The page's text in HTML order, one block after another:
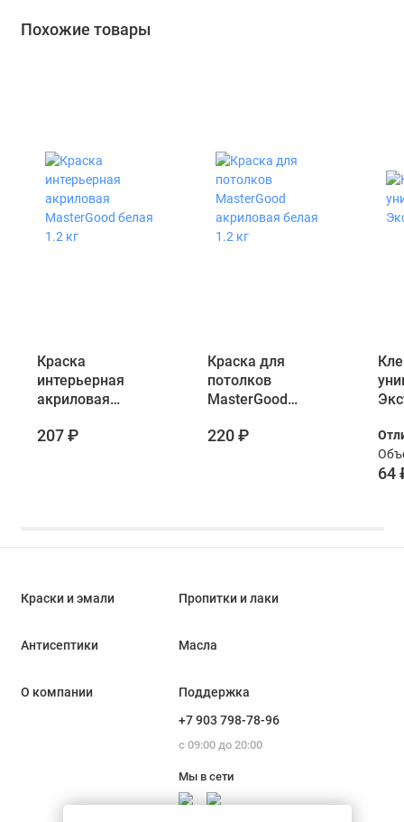
Похожие товары
Краска
интерьерная
акриловая
1.2 кг
207 ₽
Краска для
потолков
MasterGood
1.2 кг
220 ₽
64
Краски и эмали Пропитки и лаки
Антисептики Масла
О компании
Поддержка
+7 903 798-78-96
с 09:00 до 20:00
Мы в сети